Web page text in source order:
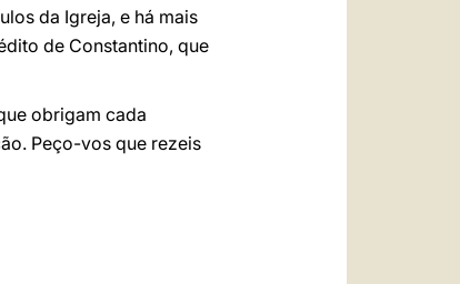
da Igreja, e há mais
de Constantino, que
obrigam cada
Peço-vos que rezeis